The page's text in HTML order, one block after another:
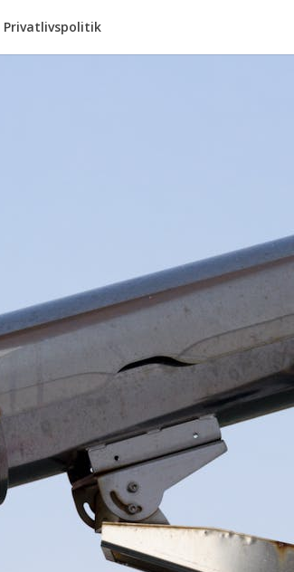
Privatlivspolitik